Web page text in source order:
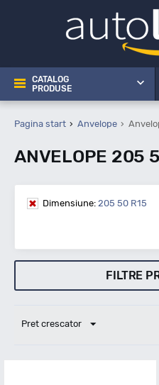
CATALOG
PRODUSE
Pagina start Anvelope
ANVELOPE 205
Dimensiune: 205 50 R15
FILTRE
Pret crescator